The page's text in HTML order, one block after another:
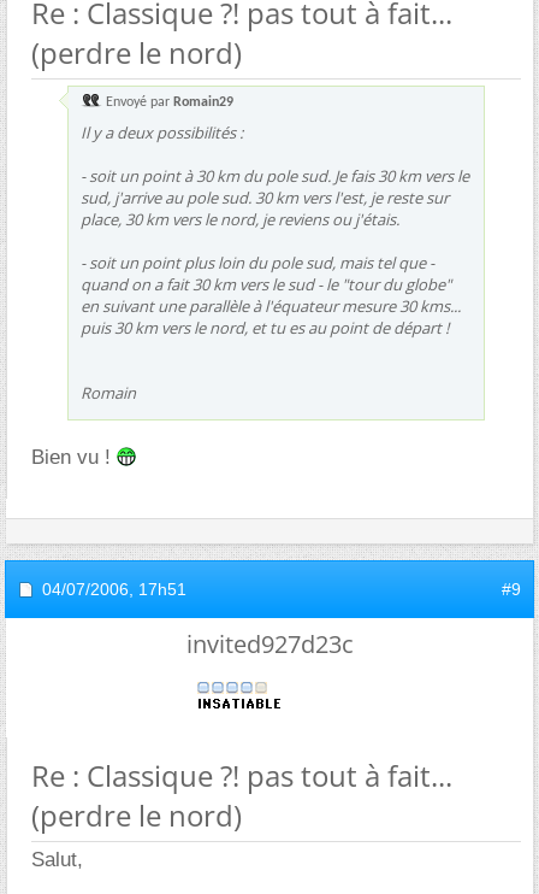
Re : Classique ?! pas tout à fait...
(perdre le nord)
Envoyé par Romain29
Il y a deux possibilités :
- soit un point à 30 km du pole sud. Je fais 30 km vers le
sud, j'arrive au pole sud. 30 km vers l'est, je reste sur
place, 30 km vers le nord, je reviens ou j'étais.
- soit un point plus loin du pole sud, mais tel que -
quand on a fait 30 km vers le sud - le "tour du globe"
en suivant une parallèle à l'équateur mesure 30 kms...
puis 30 km vers le nord, et tu es au point de départ !
Romain
Bien vu !
04/07/2006, 17h51 #9
invited927d23c
Re : Classique ?! pas tout à fait...
(perdre le nord)
Salut,